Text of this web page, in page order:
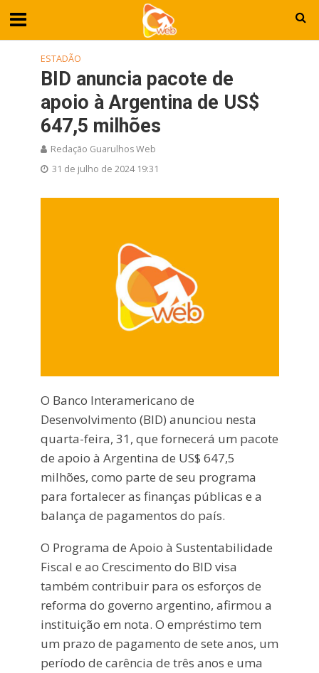
ESTADÃO
BID anuncia pacote de
apoio à Argentina de US$
647,5 milhões
Redação Guarulhos Web
31 de julho de 2024 19:31
O Banco Interamericano de
Desenvolvimento (BID) anunciou nesta
quarta-feira, 31, que fornecerá um pacote
de apoio à Argentina de US$ 647,5
milhões, como parte de seu programa
para fortalecer as finanças públicas e a
balança de pagamentos do país.
O Programa de Apoio à Sustentabilidade
Fiscal e ao Crescimento do BID visa
também contribuir para os esforços de
reforma do governo argentino, afirmou a
instituição em nota. O empréstimo tem
um prazo de pagamento de sete anos, um
período de carência de três anos e uma